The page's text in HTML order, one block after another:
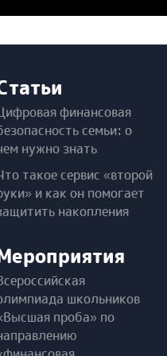
финансовая
семьи: о
нужно знать
такое сервис «второй
и как он помогает
накопления
школьников
проба» по